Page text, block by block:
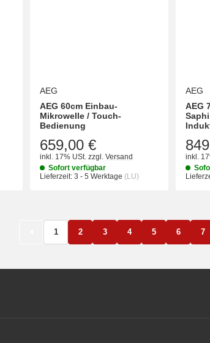
AEG
AEG 60cm Einbau-
Mikrowelle / Touch-
Bedienung
659,00 €
inkl. 17% USt. zzgl. Versand
Sofort verfügbar
Lieferzeit: 3 - 5 Werktage (LU)
AEG
AEG
inkl.
1 2 3 4 5 6 7